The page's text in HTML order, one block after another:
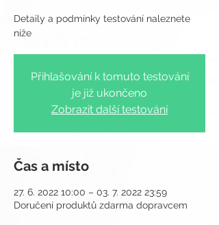
Detaily a podmínky testování naleznete
Přihlašování k tomuto testování
je již ukončeno
Zobrazit další testování
Čas a místo
27. 6. 2022 10:00 – 03. 7. 2022 23:59
Doručení produktů zdarma dopravcem